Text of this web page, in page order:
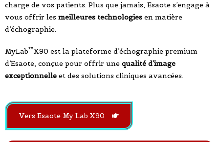
charge de vos patients. Plus que jamais, Esaote s’engage à
vous offrir les meilleures technologies en matière
d’échographie.
MyLab™X90 est la plateforme d’échographie premium
d’Esaote, conçue pour offrir une qualité d’image
exceptionnelle et des solutions cliniques avancées.
Vers Esaote My Lab X90